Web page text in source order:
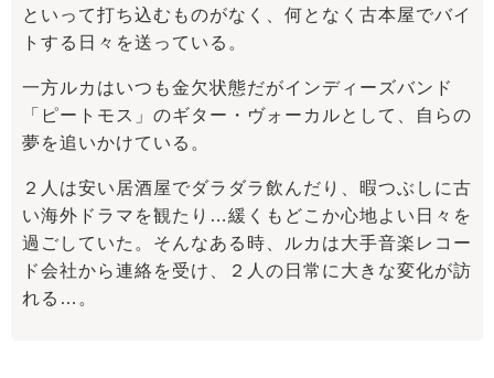
といって打ち込むものがなく、何となく古本屋でバイ
トする日々を送っている。
一方ルカはいつも金欠状態だがインディーズバンド
「ピートモス」のギター・ヴォーカルとして、自らの
夢を追いかけている。
２人は安い居酒屋でダラダラ飲んだり、暇つぶしに古
い海外ドラマを観たり…緩くもどこか心地よい日々を
過ごしていた。そんなある時、ルカは大手音楽レコー
ド会社から連絡を受け、２人の日常に大きな変化が訪
れる…。